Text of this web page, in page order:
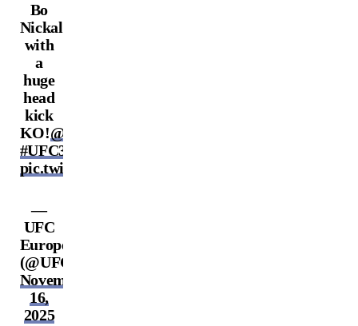
Bo
Nickal
with
a
huge
head
kick
KO!@Vechainofficial
#UFC322
pic.twitter.com/k5Xm4DMUuc
—
UFC
Europe
(@UFCEurope)
November
16,
2025